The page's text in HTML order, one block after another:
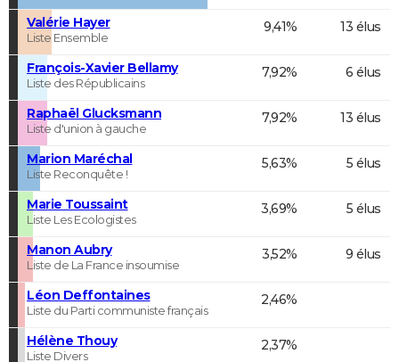
Valérie Hayer
Liste Ensemble
9,41% 13 élus
François-Xavier Bellamy
Liste des Républicains
7,92% 6 élus
Raphaël Glucksmann
Liste d'union à gauche
7,92% 13 élus
Marion Maréchal
Liste Reconquête !
5,63% 5 élus
Marie Toussaint
Liste Les Ecologistes
3,69% 5 élus
Manon Aubry
Liste de La France insoumise
3,52% 9 élus
Léon Deffontaines
Liste du Parti communiste français
2,46%
Hélène Thouy
Liste Divers
2,37%